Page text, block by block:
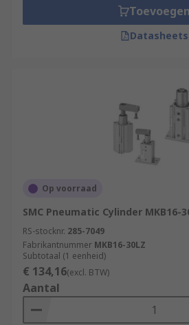
Toevoegen
Datasheets
Op voorraad
SMC Pneumatic Cylinder MKB16-
RS-stocknr. 285-7049
Fabrikantnummer MKB16-30LZ
Subtotaal (1 eenheid)
€ 134,16(excl. BTW)
Aantal